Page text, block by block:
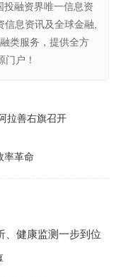
融资界唯一信息资
息资讯及全球金融,
类服务，提供全方
户！
拉善右旗召开
率革命
、健康监测一步到位